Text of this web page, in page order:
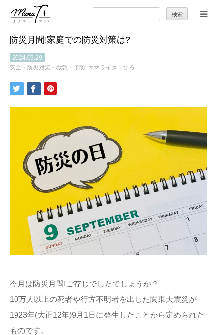
索:
防災月間!家庭での防災対策は?
2024.09.29
安全・防災対策・救急・予防, ママライターひろ
今月は防災月間!ご存じでしたでしょうか？
10万人以上の死者や行方不明者を出した関東大震災が
1923年(大正12年)9月1日に発生したことから定められた
ものです。
トップ
ママのカラダとココロ
セカンドキャリア
子育て
季節の行事やお出かけ
ままてぃ編集部